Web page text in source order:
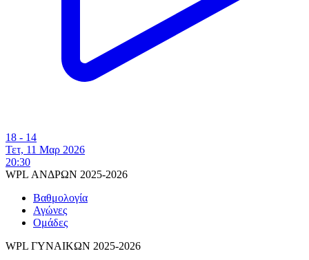
18 - 14
Τετ, 11 Μαρ 2026
20:30
WPL ΑΝΔΡΩΝ 2025-2026
Βαθμολογία
Αγώνες
Ομάδες
WPL ΓΥΝΑΙΚΩΝ 2025-2026